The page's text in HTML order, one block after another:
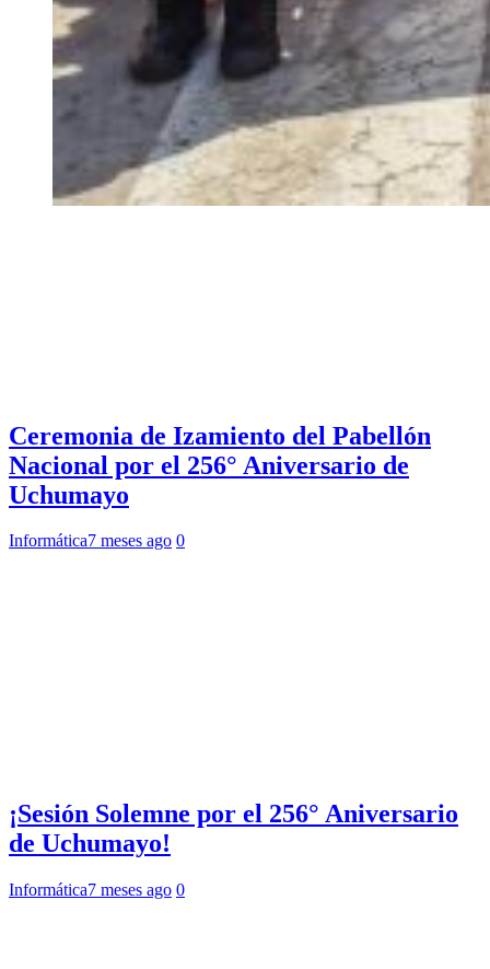
Ceremonia de Izamiento del Pabellón
Nacional por el 256° Aniversario de
Uchumayo
Informática7 meses ago 0
¡Sesión Solemne por el 256° Aniversario
de Uchumayo!
Informática7 meses ago 0